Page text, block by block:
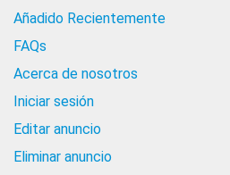
Añadido Recientemente
FAQs
Acerca de nosotros
Iniciar sesión
Editar anuncio
Eliminar anuncio